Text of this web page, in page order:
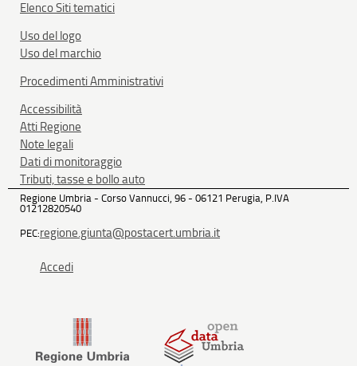
Elenco Siti tematici
Uso del logo
Uso del marchio
Procedimenti Amministrativi
Accessibilità
Atti Regione
Note legali
Dati di monitoraggio
Tributi, tasse e bollo auto
Regione Umbria - Corso Vannucci, 96 - 06121 Perugia, P.IVA
01212820540
PEC:regione.giunta@postacert.umbria.it
Accedi